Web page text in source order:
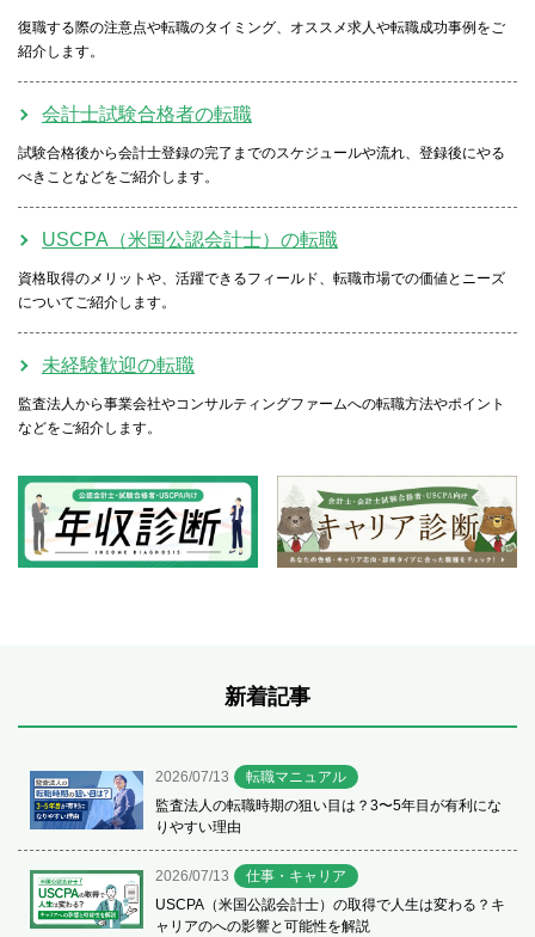
復職する際の注意点や転職のタイミング、オススメ求人や転職成功事例をご
紹介します。
会計士試験合格者の転職
試験合格後から会計士登録の完了までのスケジュールや流れ、登録後にやる
べきことなどをご紹介します。
USCPA（米国公認会計士）の転職
資格取得のメリットや、活躍できるフィールド、転職市場での価値とニーズ
についてご紹介します。
未経験歓迎の転職
監査法人から事業会社やコンサルティングファームへの転職方法やポイント
などをご紹介します。
新着記事
2026/07/13
転職マニュアル
監査法人の転職時期の狙い目は？3〜5年目が有利にな
りやすい理由
2026/07/13
仕事・キャリア
USCPA（米国公認会計士）の取得で人生は変わる？キ
ャリアのへの影響と可能性を解説